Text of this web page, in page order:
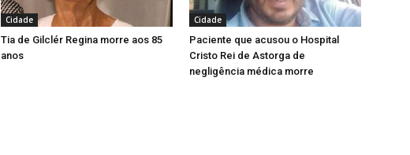
Cidade
Tia de Gilclér Regina morre aos 85
anos
Cidade
Paciente que acusou o Hospital
Cristo Rei de Astorga de
negligência médica morre